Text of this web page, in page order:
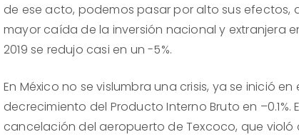
de ese acto, podemos pasar por alto sus efectos,
mayor caída de la inversión nacional y extranjera
2019 se redujo casi en un -5%.
En México no se vislumbra una crisis, ya se inició en
decrecimiento del Producto Interno Bruto en –0.1%.
cancelación del aeropuerto de Texcoco, que violó